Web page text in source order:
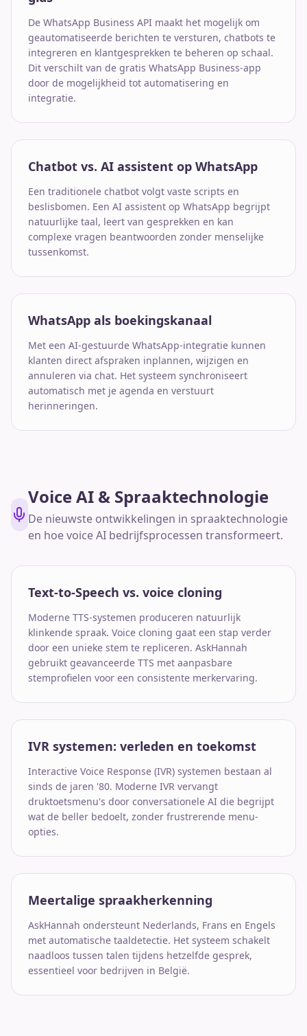
De WhatsApp Business API maakt het mogelijk om
geautomatiseerde berichten te versturen, chatbots te
integreren en klantgesprekken te beheren op schaal.
Dit verschilt van de gratis WhatsApp Business-app
door de mogelijkheid tot automatisering en
integratie.
Chatbot vs. AI assistent op WhatsApp
Een traditionele chatbot volgt vaste scripts en
beslisbomen. Een AI assistent op WhatsApp begrijpt
natuurlijke taal, leert van gesprekken en kan
complexe vragen beantwoorden zonder menselijke
tussenkomst.
WhatsApp als boekingskanaal
Met een AI-gestuurde WhatsApp-integratie kunnen
klanten direct afspraken inplannen, wijzigen en
annuleren via chat. Het systeem synchroniseert
automatisch met je agenda en verstuurt
herinneringen.
Voice AI & Spraaktechnologie
De nieuwste ontwikkelingen in spraaktechnologie
en hoe voice AI bedrijfsprocessen transformeert.
Text-to-Speech vs. voice cloning
Moderne TTS-systemen produceren natuurlijk
klinkende spraak. Voice cloning gaat een stap verder
door een unieke stem te repliceren. AskHannah
gebruikt geavanceerde TTS met aanpasbare
stemprofielen voor een consistente merkervaring.
IVR systemen: verleden en toekomst
Interactive Voice Response (IVR) systemen bestaan al
sinds de jaren '80. Moderne IVR vervangt
druktoetsmenu's door conversationele AI die begrijpt
wat de beller bedoelt, zonder frustrerende menu-
opties.
Meertalige spraakherkenning
AskHannah ondersteunt Nederlands, Frans en Engels
met automatische taaldetectie. Het systeem schakelt
naadloos tussen talen tijdens hetzelfde gesprek,
essentieel voor bedrijven in België.